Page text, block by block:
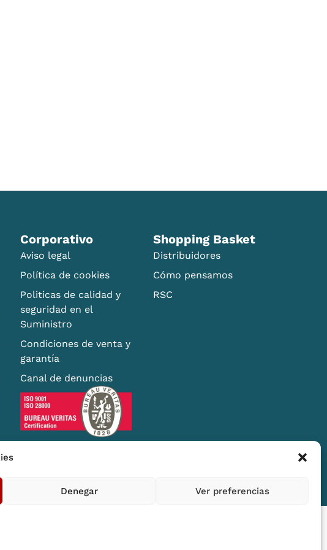
Denegar Ver preferencias
Corporativo
Aviso legal
Política de cookies
Politicas de calidad y
seguridad en el
Suministro
Condiciones de venta y
garantía
Canal de denuncias
Shopping Basket
Distribuidores
Cómo pensamos
RSC